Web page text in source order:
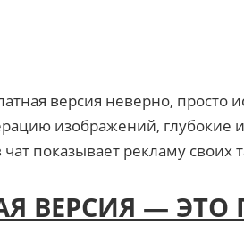
версия неверно, просто
изображений, глубокие
показывает рекламу своих
ВЕРСИЯ —